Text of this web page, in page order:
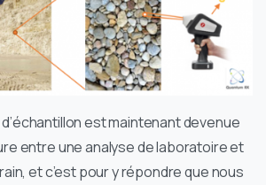
est maintenant devenue
entre une analyse de laboratoire et
et c’est pour y répondre que nous